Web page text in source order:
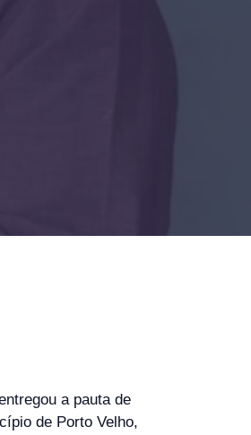
a pauta de
de Porto Velho,